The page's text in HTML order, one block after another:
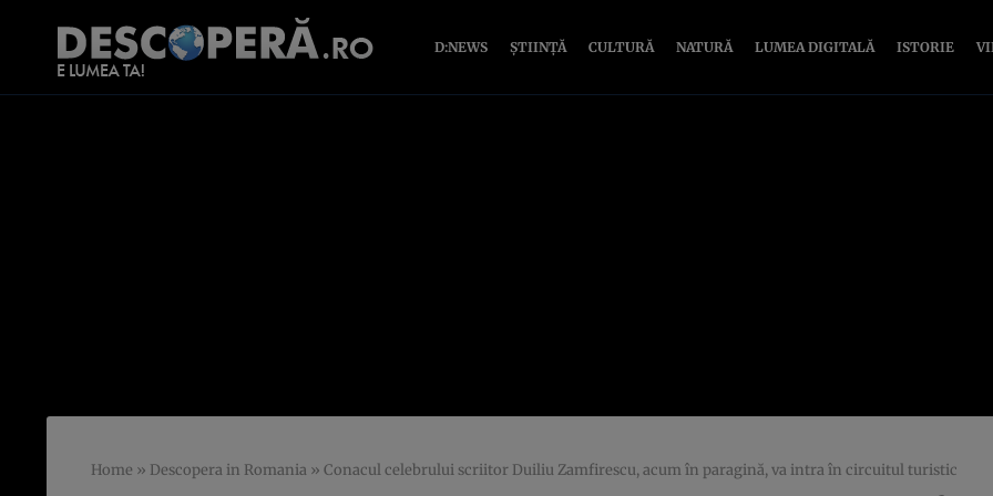
D:NEWS ȘTIINȚĂ CULTURĂ NATURĂ LUMEA DIGITALĂ ISTORIE
Home » Descopera in Romania » Conacul celebrului scriitor Duiliu Zamfirescu, acum în paragină, va intra în circuitul turistic